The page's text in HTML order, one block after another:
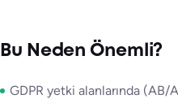
Bu Neden Önemli?
GDPR yetki alanlarında (AB/